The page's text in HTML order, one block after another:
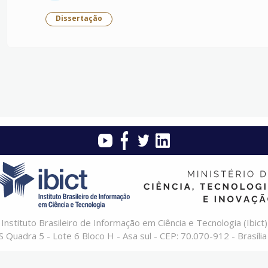
Dissertação
Instituto Brasileiro de Informação em Ciência e Tecnologia (Ibict)
Quadra 5 - Lote 6 Bloco H - Asa sul - CEP: 70.070-912 -